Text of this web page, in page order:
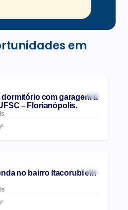
em
com garagem à
– Florianópolis.
no bairro Itacorubi em